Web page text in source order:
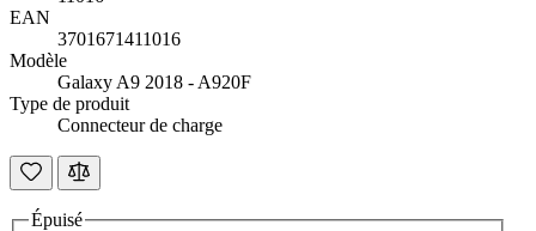
EAN
3701671411016
Modèle
Galaxy A9 2018 - A920F
Type de produit
Connecteur de charge
Épuisé